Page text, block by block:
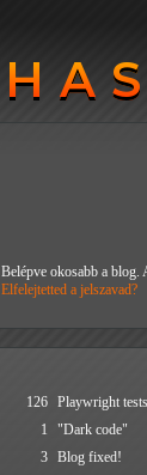
Belépve okosabb a blog.
Elfelejtetted a jelszavad?
126 Playwright
1
"Dark code"
3 Blog fixed!